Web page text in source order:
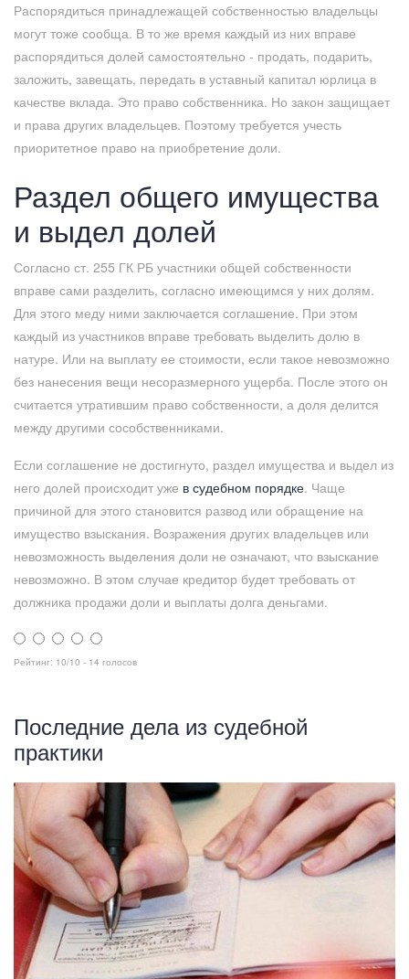
Распорядиться принадлежащей собственностью владельцы
могут тоже сообща. В то же время каждый из них вправе
распорядиться долей самостоятельно - продать, подарить,
заложить, завещать, передать в уставный капитал юрлица в
качестве вклада. Это право собственника. Но закон защищает
и права других владельцев. Поэтому требуется учесть
приоритетное право на приобретение доли.
Раздел общего имущества
и выдел долей
Согласно ст. 255 ГК РБ участники общей собственности
вправе сами разделить, согласно имеющимся у них долям.
Для этого меду ними заключается соглашение. При этом
каждый из участников вправе требовать выделить долю в
натуре. Или на выплату ее стоимости, если такое невозможно
без нанесения вещи несоразмерного ущерба. После этого он
считается утратившим право собственности, а доля делится
между другими сособственниками.
Если соглашение не достигнуто, раздел имущества и выдел из
него долей происходит уже в судебном порядке. Чаще
причиной для этого становится развод или обращение на
имущество взыскания. Возражения других владельцев или
невозможность выделения доли не означают, что взыскание
невозможно. В этом случае кредитор будет требовать от
должника продажи доли и выплаты долга деньгами.
Рейтинг: 10/10 - 14 голосов
Последние дела из судебной
практики